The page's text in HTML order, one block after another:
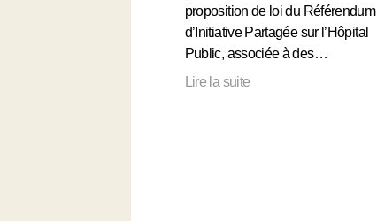
proposition de loi du Référendum
d’Initiative Partagée sur l’Hôpital
Public, associée à des…
Lire la suite